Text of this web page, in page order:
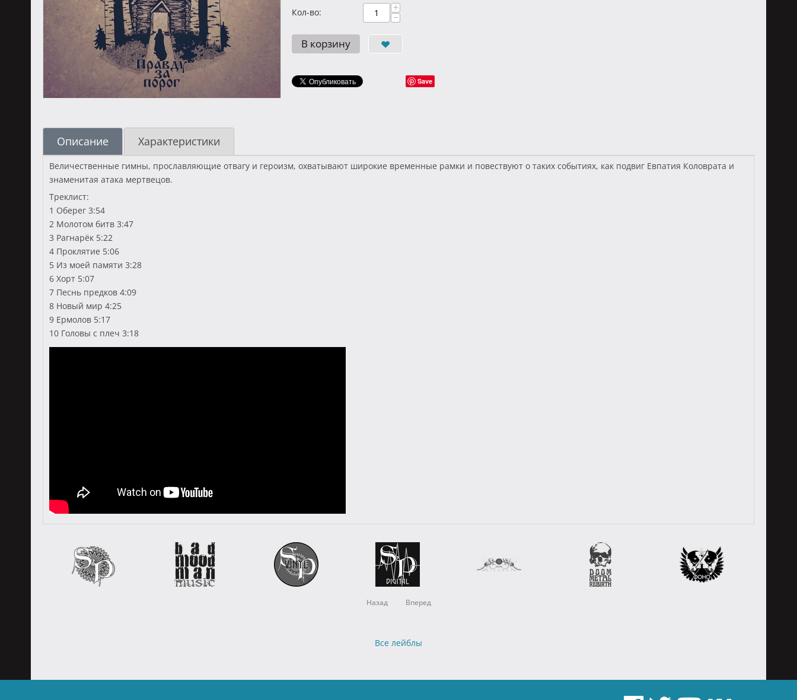
Кол-во:
+
−
В корзину
Save
Описание Характеристики
Величественные гимны, прославляющие отвагу и героизм, охватывают широкие временные рамки и повествуют о таких событиях, как подвиг Евпатия Коловрата и
знаменитая атака мертвецов.
Треклист:
1 Оберег 3:54
2 Молотом битв 3:47
3 Рагнарёк 5:22
4 Проклятие 5:06
5 Из моей памяти 3:28
6 Хорт 5:07
7 Песнь предков 4:09
8 Новый мир 4:25
9 Ермолов 5:17
10 Головы с плеч 3:18
Назад Вперед
Все лейблы